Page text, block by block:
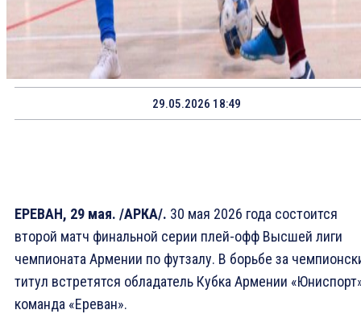
29.05.2026 18:49
ЕРЕВАН, 29 мая. /АРКА/. 30 мая 2026 года состоится
второй матч финальной серии плей-офф Высшей лиги
чемпионата Армении по футзалу. В борьбе за
титул встретятся обладатель Кубка Армении
команда «Ереван».